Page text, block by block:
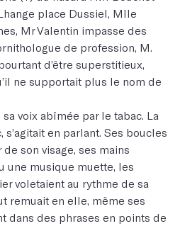
place Dussiel, Mlle
Mr Valentin impasse des
de profession, M.
d’être superstitieux,
ne supportait plus le nom de
voix abîmée par le tabac. La
en parlant. Ses boucles
son visage, ses mains
une musique muette, les
voletaient au rythme de sa
remuait en elle, même ses
dans des phrases en points de